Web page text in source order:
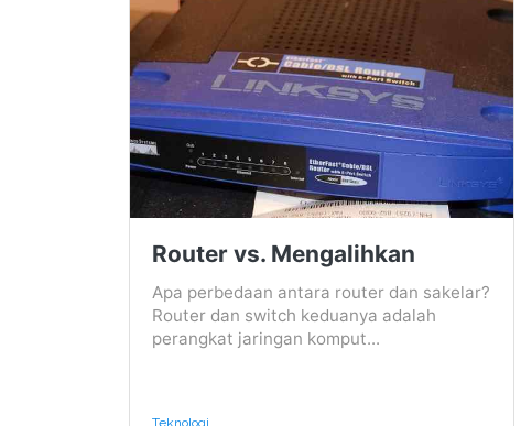
Router vs. Mengalihkan
Apa perbedaan antara router dan sakelar?
Router dan switch keduanya adalah
perangkat jaringan komput...
Teknologi